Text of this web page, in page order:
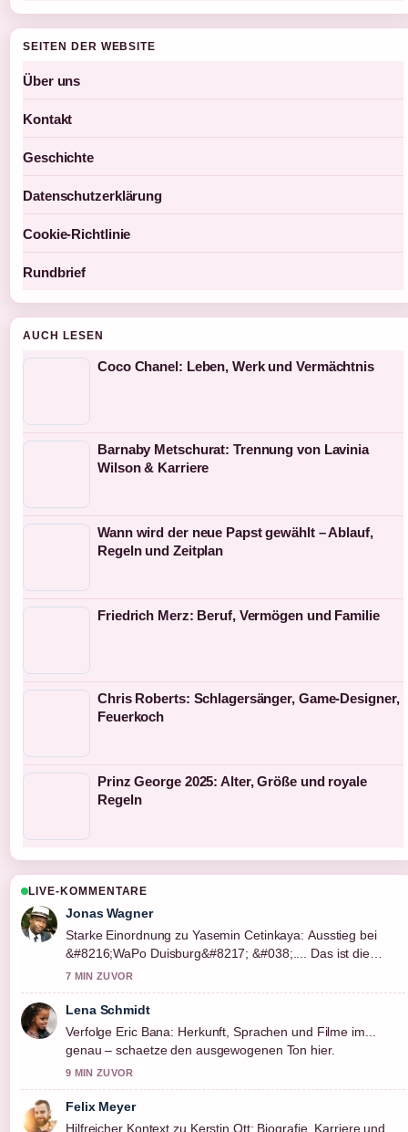
SEITEN DER WEBSITE
Über uns
Kontakt
Geschichte
Datenschutzerklärung
Cookie-Richtlinie
Rundbrief
AUCH LESEN
Coco Chanel: Leben, Werk und Vermächtnis
Barnaby Metschurat: Trennung von Lavinia
Wilson & Karriere
Wann wird der neue Papst gewählt – Ablauf,
Regeln und Zeitplan
Friedrich Merz: Beruf, Vermögen und Familie
Chris Roberts: Schlagersänger, Game-Designer,
Feuerkoch
Prinz George 2025: Alter, Größe und royale
Regeln
LIVE-KOMMENTARE
Jonas Wagner
Starke Einordnung zu Yasemin Cetinkaya: Ausstieg bei
&#8216;WaPo Duisburg&#8217; &#038;.... Das ist die
klarste Zusammenfassung, die ich heute gesehen habe.
7 MIN ZUVOR
Lena Schmidt
Verfolge Eric Bana: Herkunft, Sprachen und Filme im...
genau – schaetze den ausgewogenen Ton hier.
9 MIN ZUVOR
Felix Meyer
Hilfreicher Kontext zu Kerstin Ott: Biografie, Karriere und